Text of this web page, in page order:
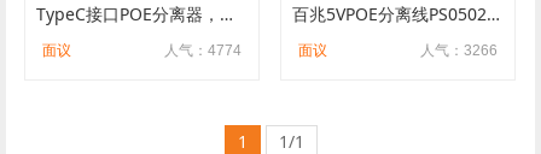
TypeC接口POE分离器，树莓派，48V转5V输出POE分离器
人气：4774
面议
百兆5VPOE分离线PS0502 5V分离器12W国标 POE分离器 DC接头
人气：3266
面议
1 1/1